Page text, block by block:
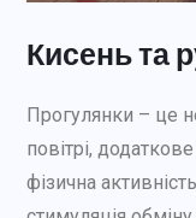
Кисень та
Прогулянки – це
повітрі,
фізична